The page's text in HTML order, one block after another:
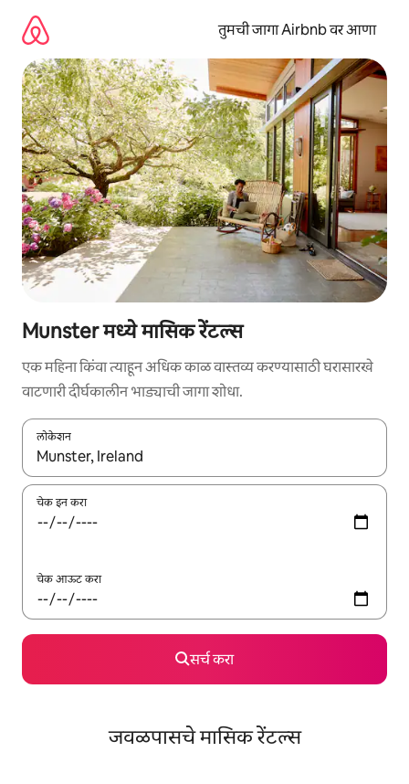
तुमची जागा Airbnb वर आणा
Munster मध्ये मासिक रेंटल्स
एक महिना किंवा त्याहून अधिक काळ वास्तव्य करण्यासाठी घरासारखे
वाटणारी दीर्घकालीन भाड्याची जागा शोधा.
लोकेशन
जेव्हा परिणाम उपलब्ध असतील, तेव्हा वरच्या आणि खाली बाणांच्या किजसह
चेक इन करा
चेक आऊट करा
सर्च करा
जवळपासचे मासिक रेंटल्स